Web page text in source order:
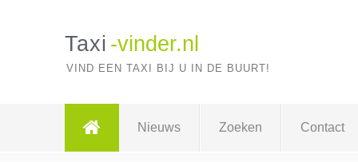
Taxi -vinder.nl
VIND EEN TAXI BIJ U IN DE BUURT!
Nieuws Zoeken Contact